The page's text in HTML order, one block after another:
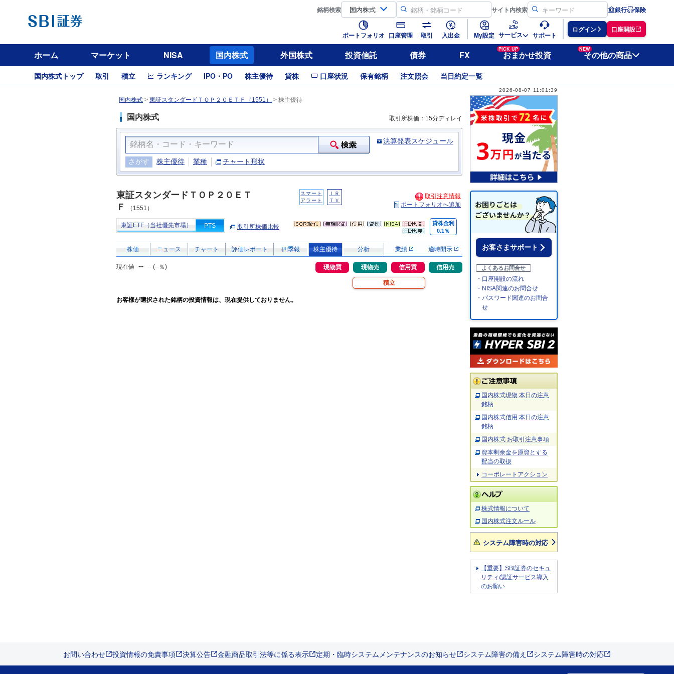
銘柄検索 サイト内検索 銀行 保険
ポートフォリオ 口座管理 取引 入出金 My設定 サービス サポート
ログイン 口座開設
ホーム マーケット NISA 国内株式 外国株式 投資信託 債券 FX
PICK UP
おまかせ投資
NEW
その他の商品
国内株式トップ 取引 積立 ランキング IPO・PO 株主優待 貸株 口座状況 保有銘柄 注文照会 当日約定一覧
2026-08-07 11:01:39
国内株式 > 東証スタンダードＴＯＰ２０ＥＴＦ（1551） > 株主優待
国内株式 取引所株価：15分ディレイ
決算発表スケジュール
さがす 株主優待 業種 チャート形状
東証スタンダードＴＯＰ２０ＥＴ
Ｆ
（1551）
スマート
アラート
ＩＲ
ＴＶ
取引注意情報
ポートフォリオへ追加
東証ETF（当社優先市場） PTS 取引所株価比較
貸株金利
0.1％
株価 ニュース チャート 評価レポート 四季報 株主優待 分析 業績 適時開示
現在値 -- -- (--％) 現物買 現物売 信用買 信用売
積立
お客様が選択された銘柄の投資情報は、現在提供しておりません。
お客さまサポート
よくあるお問合せ
・口座開設の流れ
・NISA関連のお問合せ
・パスワード関連のお問合
せ
国内株式現物 本日の注意
銘柄
国内株式信用 本日の注意
銘柄
国内株式 お取引注意事項
資本剰余金を原資とする
配当の取扱
コーポレートアクション
株式情報について
国内株式注文ルール
システム障害時の対応
【重要】SBI証券のセキュ
リティ/認証サービス導入
のお願い
お問い合わせ 投資情報の免責事項 決算公告 金融商品取引法等に係る表示 定期・臨時システムメンテナンスのお知らせ システム障害の備え システム障害時の対応